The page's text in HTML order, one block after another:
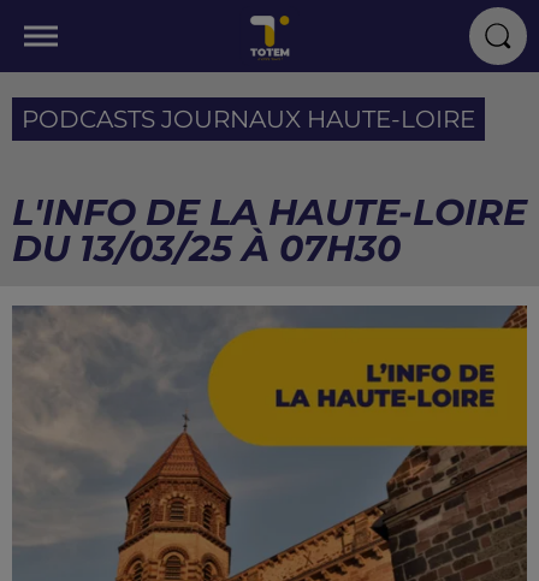
PODCASTS JOURNAUX HAUTE-LOIRE
L'INFO DE LA HAUTE-LOIRE
DU 13/03/25 À 07H30